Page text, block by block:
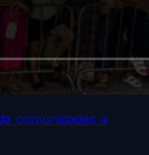
comunidades a